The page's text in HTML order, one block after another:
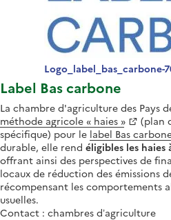
Logo_label_bas_carbone-
Label Bas carbone
La chambre d'agriculture des Pays
méthode agricole « haies »
(plan
spécifique) pour le label Bas
durable, elle rend éligibles les haies
offrant ainsi des perspectives de
locaux de réduction des émissions
récompensant les comportements
usuelles.
Contact : chambres d’agriculture